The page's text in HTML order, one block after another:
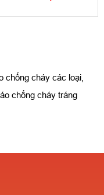
chống cháy các loại,
chống cháy tráng